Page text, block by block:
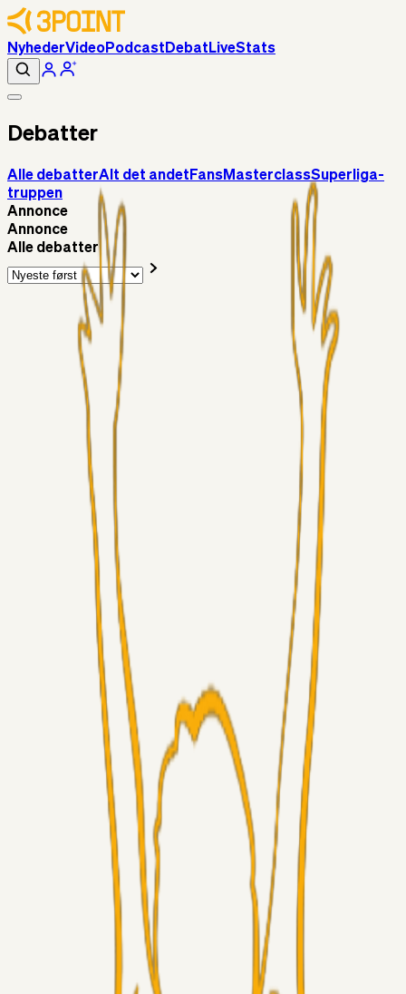
NyhederVideoPodcast Debat LiveStats
Debatter
Alle debatterAlt det andet FansMasterclassSuperliga-
truppen
Annonce
Annonce
Alle debatter
Superliga-truppen
3 timer siden
Superliga-truppen
17 timer siden
Alt det andet
18 timer siden
Livecenter kommentarspor?
Superliga-truppen
Chrisdinho88
09. aug. 2026
Frederik Alves
Alt det andet
RasmusStephansen
Brøndby´s Nye Hold – Oprustningen Er Markant……!
Superliga-truppen
07. aug. 2026
Så gælder det Horsens
3Point_Udviklere
07. aug. 2026
3Point hjemmeside opdateringer - August
06. aug. 2026
Horsens - Brøndby billet
05. aug. 2026
05. aug. 2026
Kommer Jobbe hjem?